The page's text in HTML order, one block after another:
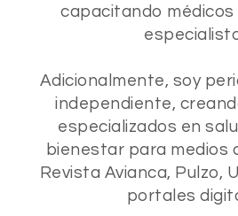
capacitando
Adicionalmente, soy
independiente,
especializados en
bienestar para medios
Revista Avianca, Pulzo,
portales